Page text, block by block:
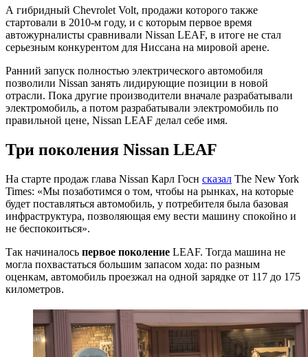
А гибридный Chevrolet Volt, продажи которого также
стартовали в 2010-м году, и с которым первое время
автожурналисты сравнивали Nissan LEAF, в итоге не стал
серьезным конкурентом для Ниссана на мировой арене.
Ранний запуск полностью электрического автомобиля
позволили Nissan занять лидирующие позиции в новой
отрасли. Пока другие производители вначале разрабатывали
электромобиль, а потом разрабатывали электромобиль по
правильной цене, Nissan LEAF делал себе имя.
Три поколения Nissan LEAF
На старте продаж глава Nissan Карл Госн сказал The New York
Times: «Мы позаботимся о том, чтобы на рынках, на которые
будет поставляться автомобиль, у потребителя была базовая
инфраструктура, позволяющая ему вести машину спокойно и
не беспокоиться».
Так начиналось первое поколение LEAF. Тогда машина не
могла похвастаться большим запасом хода: по разным
оценкам, автомобиль проезжал на одной зарядке от 117 до 175
километров.